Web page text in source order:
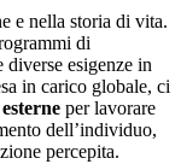
e nella storia di vita.
esigenze in
in carico globale, ci
per lavorare
dell’individuo,
percepita.